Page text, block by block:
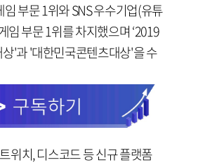
부문 1위와 SNS 우수기업(유튜
임 부문 1위를 차지했으며 ‘2019
'과 '대한민국콘텐츠대상'을 수
위치, 디스코드 등 신규 플랫폼